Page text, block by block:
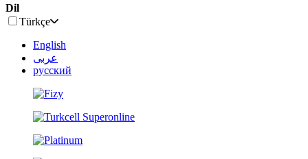
Dil
Türkçe
English
عربى
русский